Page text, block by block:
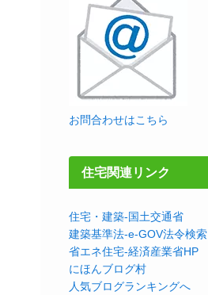
お問合わせはこちら
住宅関連リンク
住宅・建築-国土交通省
建築基準法-e-GOV法令検索
省エネ住宅-経済産業省HP
にほんブログ村
人気ブログランキングへ